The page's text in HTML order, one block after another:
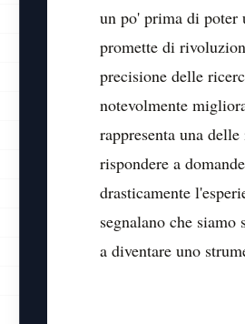
un po' prima di
promette di
precisione delle
notevolmente
rappresenta una
rispondere a
drasticamente
segnalano che
a diventare uno